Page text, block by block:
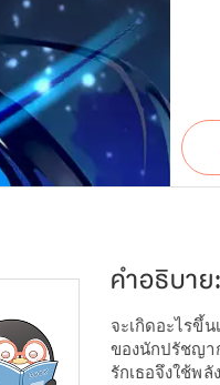
คำอธิบาย:
จะเกิดอะไรขึ้
ของนักปรัชญา
รักเธอจึงใช้พ